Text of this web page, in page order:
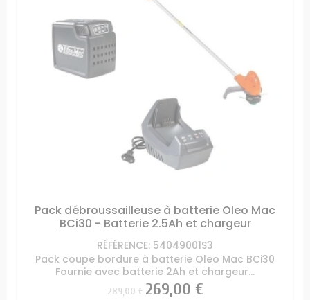
Pack débroussailleuse à batterie Oleo Mac
BCi30 - Batterie 2.5Ah et chargeur
RÉFÉRENCE: 54049001S3
Pack coupe bordure à batterie Oleo Mac BCi30
Fournie avec batterie 2Ah et chargeur...
Prix
289,00 € Prix
269,00 €